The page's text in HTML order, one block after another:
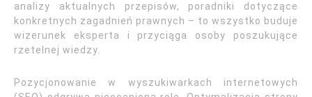
analizy aktualnych przepisów, poradniki dotyczące
konkretnych zagadnień prawnych – to wszystko buduje
wizerunek eksperta i przyciąga osoby poszukujące
rzetelnej wiedzy.
Pozycjonowanie w wyszukiwarkach internetowych